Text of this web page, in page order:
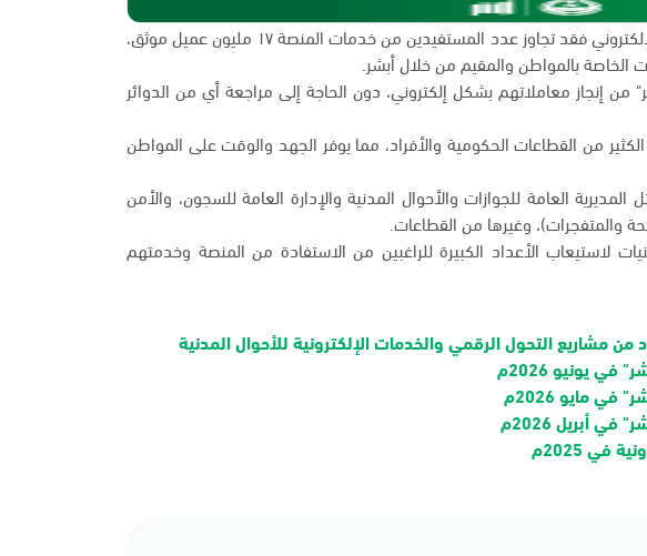
امتداداً لجهود و منجزات منصة أبشر في التحول الإلكتروني فقد تجاوز عدد المستفيدين من خدمات المنصة ١٧ مليون عميل موثق،
إنجاز معاملاتهم بشكل إلكتروني، دون الحاجة إلى مراجعة أي من الدوائر
من القطاعات الحكومية والأفراد، مما يوفر الجهد والوقت على المواطن
العامة للجوازات والأحوال المدنية والإدارة العامة للسجون، والأمن
والمتفجرات)، وغيرها من القطاعات.
لاستيعاب الأعداد الكبيرة للراغبين من الاستفادة من المنصة وخدمتهم
مشاريع التحول الرقمي والخدمات الإلكترونية للأحوال المدنية